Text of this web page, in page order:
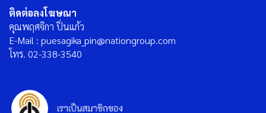
ติดต่อลงโฆษณา
คุณพฤศจิกา ปิ่นแก้ว
E-Mail : puesagika_pin@nationgroup.com
โทร. 02-338-3540